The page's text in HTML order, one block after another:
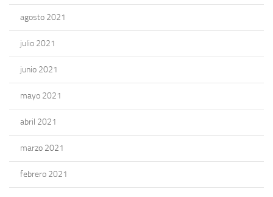
agosto 2021
julio 2021
junio 2021
mayo 2021
abril 2021
marzo 2021
febrero 2021